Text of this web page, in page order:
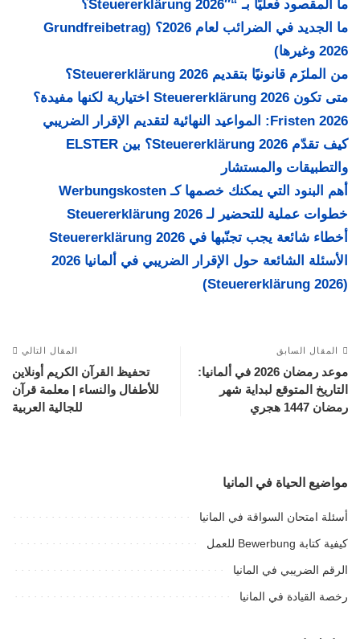
ما المقصود فعليًا بـ “Steuererklärung 2026″؟
ما الجديد في الضرائب لعام 2026؟ (Grundfreibetrag
2026 وغيرها)
من الملزَم قانونيًا بتقديم Steuererklärung 2026؟
متى تكون Steuererklärung 2026 اختيارية لكنها مفيدة؟
Fristen 2026: المواعيد النهائية لتقديم الإقرار الضريبي
كيف تقدّم Steuererklärung 2026؟ بين ELSTER
والتطبيقات والمستشار
أهم البنود التي يمكنك خصمها كـ Werbungskosten
خطوات عملية للتحضير لـ Steuererklärung 2026
أخطاء شائعة يجب تجنّبها في Steuererklärung 2026
الأسئلة الشائعة حول الإقرار الضريبي في ألمانيا 2026
(Steuererklärung 2026)
المقال السابق
موعد رمضان 2026 في ألمانيا:
التاريخ المتوقع لبداية شهر
رمضان 1447 هجري
المقال التالي
تحفيظ القرآن الكريم أونلاين
للأطفال والنساء | معلمة قرآن
للجالية العربية
مواضيع الحياة في المانيا
أسئلة امتحان السواقة في المانيا
كيفية كتابة Bewerbung للعمل
الرقم الضريبي في المانيا
رخصة القيادة في المانيا